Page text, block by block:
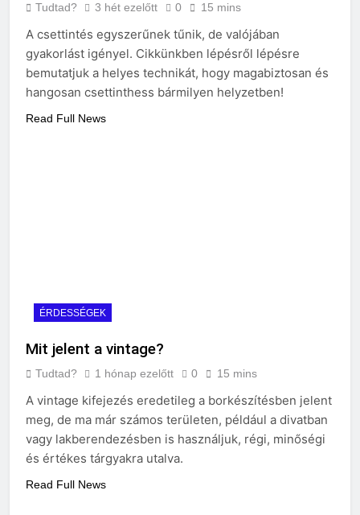
Tudtad? 3 hét ezelőtt 0 15 mins
A csettintés egyszerűnek tűnik, de valójában
gyakorlást igényel. Cikkünkben lépésről lépésre
bemutatjuk a helyes technikát, hogy magabiztosan és
hangosan csettinthess bármilyen helyzetben!
Read Full News
ÉRDESSÉGEK
Mit jelent a vintage?
Tudtad? 1 hónap ezelőtt 0 15 mins
A vintage kifejezés eredetileg a borkészítésben jelent
meg, de ma már számos területen, például a divatban
vagy lakberendezésben is használjuk, régi, minőségi
és értékes tárgyakra utalva.
Read Full News